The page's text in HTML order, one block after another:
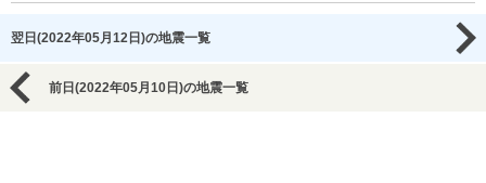
翌日(2022年05月12日)の地震一覧
前日(2022年05月10日)の地震一覧